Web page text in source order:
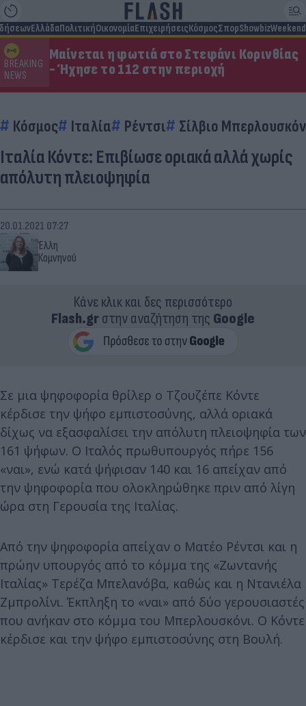
ΕλλάδαΠολιτικήΟικονομίαΕπιχειρήσειςΚόσμοςΣπορShowbizWeekend
BREAKING
NEWS
Μαίνεται η φωτιά στο Στεφάνι Κορινθίας
- Ήχησε το 112 στην περιοχή
Κόσμος Ιταλία Ρέντσι Σίλβιο
Ιταλία Κόντε: Επιβίωσε οριακά αλλά χωρίς
απόλυτη πλειοψηφία
Έλλη
Κομνηνού
20.01.2021 07:27
Κάνε κλικ και δες περισσότερο
Flash.grστην αναζήτηση της Google
Σε μια ψηφοφορία θρίλερ ο Τζουζέπε Κόντε
κέρδισε την ψήφο εμπιστοσύνης, αλλά οριακά
δίχως να εξασφαλίσει την απόλυτη πλειοψηφία των
161 ψήφων. Ο Ιταλός πρωθυπουργός πήρε 156
«ναι», ενώ κατά ψήφισαν 140 και 16 απείχαν από
την ψηφοφορία που ολοκληρώθηκε πριν από λίγη
ώρα στη Γερουσία της Ιταλίας.
Από την ψηφοφορία απείχαν ο Ματέο Ρέντσι και η
πρώην υπουργός από το κόμμα της «Ζωντανής
Ιταλίας» Τερέζα Μπελανόβα, καθώς και η Ντανιέλα
Ζμπρολίνι. Έκπληξη το «ναι» από δύο γερουσιαστές
που ανήκαν στο κόμμα του Μπερλουσκόνι. Ο Κόντε
κέρδισε και την ψήφο εμπιστοσύνης στη Βουλή.